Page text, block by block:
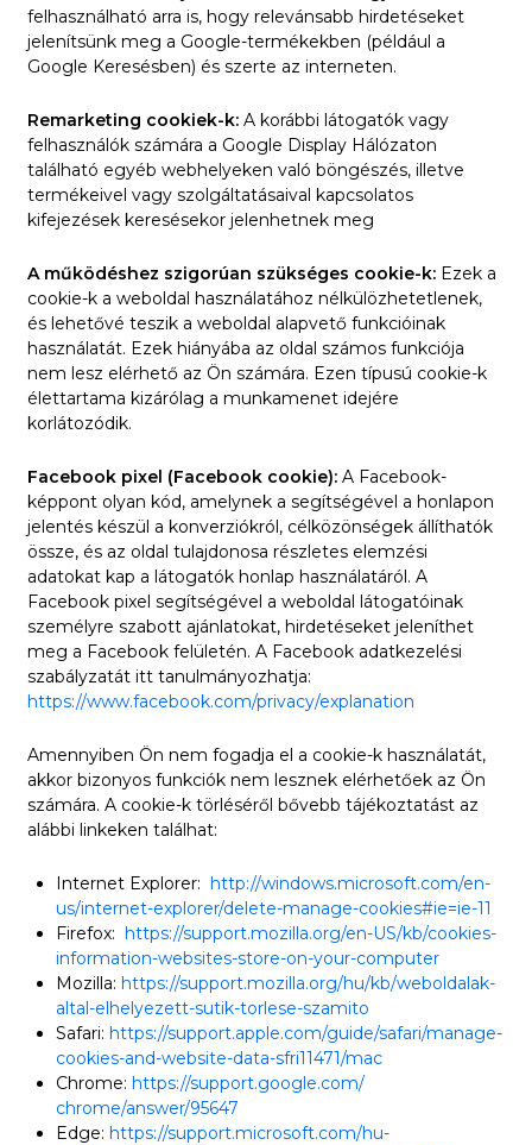
felhasználható arra is, hogy relevánsabb hirdetéseket
jelenítsünk meg a Google-termékekben (például a
Google Keresésben) és szerte az interneten.
Remarketing cookiek-k: A korábbi látogatók vagy
felhasználók számára a Google Display Hálózaton
található egyéb webhelyeken való böngészés, illetve
termékeivel vagy szolgáltatásaival kapcsolatos
kifejezések keresésekor jelenhetnek meg
A működéshez szigorúan szükséges cookie-k: Ezek a
cookie-k a weboldal használatához nélkülözhetetlenek,
és lehetővé teszik a weboldal alapvető funkcióinak
használatát. Ezek hiányába az oldal számos funkciója
nem lesz elérhető az Ön számára. Ezen típusú cookie-k
élettartama kizárólag a munkamenet idejére
korlátozódik.
Facebook pixel (Facebook cookie):A Facebook-
képpont olyan kód, amelynek a segítségével a honlapon
jelentés készül a konverziókról, célközönségek állíthatók
össze, és az oldal tulajdonosa részletes elemzési
adatokat kap a látogatók honlap használatáról. A
Facebook pixel segítségével a weboldal látogatóinak
személyre szabott ajánlatokat, hirdetéseket jeleníthet
meg a Facebook felületén. A Facebook adatkezelési
szabályzatát itt tanulmányozhatja:
https://www.facebook.com/privacy/explanation
Amennyiben Ön nem fogadja el a cookie-k használatát,
akkor bizonyos funkciók nem lesznek elérhetőek az Ön
számára. A cookie-k törléséről bővebb tájékoztatást az
alábbi linkeken találhat:
Internet Explorer:http://windows.microsoft.com/en-
us/internet-explorer/delete-manage-cookies#ie=ie-11
Firefox:https://support.mozilla.org/en-US/kb/cookies-
information-websites-store-on-your-computer
Mozilla:https://support.mozilla.org/hu/kb/weboldalak-
altal-elhelyezett-sutik-torlese-szamito
Safari:https://support.apple.com/guide/safari/manage-
cookies-and-website-data-sfri11471/mac
Chrome:https://support.google.com/
chrome/answer/95647
Edge:https://support.microsoft.com/hu-